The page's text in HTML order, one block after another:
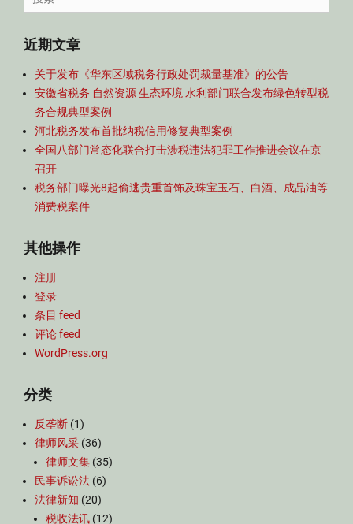
航
for:
近期文章
关于发布《华东区域税务行政处罚裁量基准》的公告
安徽省税务 自然资源 生态环境 水利部门联合发布绿色转型税
务合规典型案例
河北税务发布首批纳税信用修复典型案例
全国八部门常态化联合打击涉税违法犯罪工作推进会议在京
召开
税务部门曝光8起偷逃贵重首饰及珠宝玉石、白酒、成品油等
消费税案件
其他操作
注册
登录
条目 feed
评论 feed
WordPress.org
分类
反垄断 (1)
律师风采 (36)
律师文集 (35)
民事诉讼法 (6)
法律新知 (20)
税收法讯 (12)